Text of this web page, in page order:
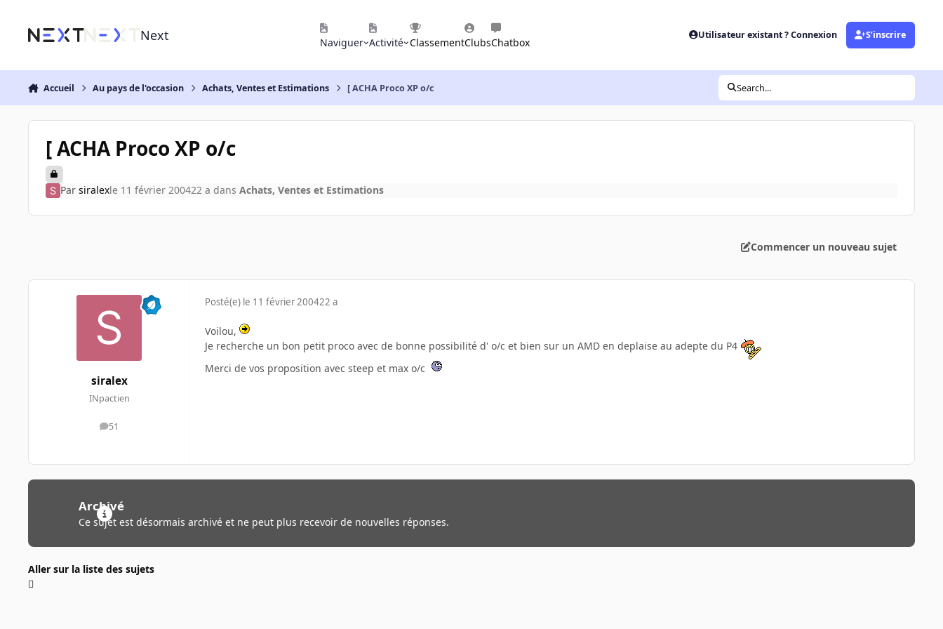
Next Naviguer Activité ClassementClubsChatbox
Utilisateur existant ? Connexion S’inscrire
Accueil Au pays de l'occasion Achats, Ventes et Estimations [ ACHA Proco XP o/c Search...
[ ACHA Proco XP o/c
Par siralexle 11 février 200422 a dans Achats, Ventes et Estimations
Commencer un nouveau sujet
siralex
INpactien
51
messages
Posté(e) le 11 février 200422 a
Voilou,
Je recherche un bon petit proco avec de bonne possibilité d' o/c et bien sur un AMD en deplaise au adepte du P4
Merci de vos proposition avec steep et max o/c
Archivé
Ce sujet est désormais archivé et ne peut plus recevoir de nouvelles réponses.
Aller sur la liste des sujets